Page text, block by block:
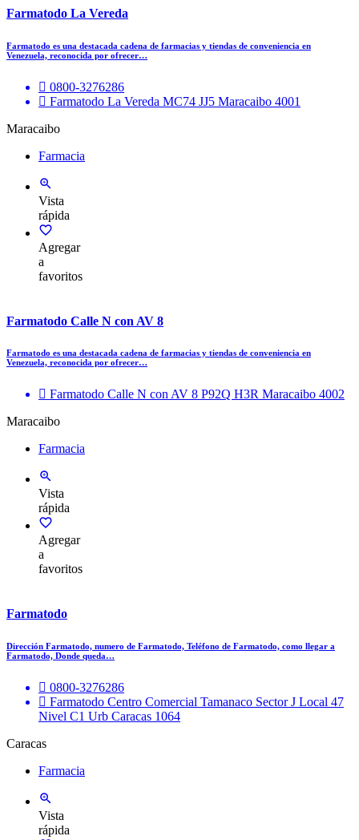
Farmatodo La Vereda
Farmatodo es una destacada cadena de farmacias y tiendas de conveniencia en
Venezuela, reconocida por ofrecer…
0800-3276286
Farmatodo La Vereda MC74 JJ5 Maracaibo 4001
Maracaibo
Farmacia
Vista
rápida
Agregar
a
favoritos
Farmatodo Calle N con AV 8
Farmatodo es una destacada cadena de farmacias y tiendas de conveniencia en
Venezuela, reconocida por ofrecer…
Farmatodo Calle N con AV 8 P92Q H3R Maracaibo 4002
Maracaibo
Farmacia
Vista
rápida
Agregar
a
favoritos
Farmatodo
Dirección Farmatodo, numero de Farmatodo, Teléfono de Farmatodo, como llegar a
Farmatodo, Donde queda…
0800-3276286
Farmatodo Centro Comercial Tamanaco Sector J Local 47
Nivel C1 Urb Caracas 1064
Caracas
Farmacia
Vista
rápida